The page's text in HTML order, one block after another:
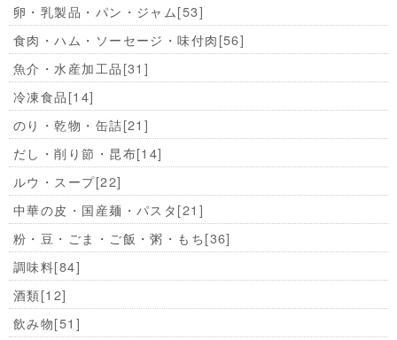
卵・乳製品・パン・ジャム[53]
食肉・ハム・ソーセージ・味付肉[56]
魚介・水産加工品[31]
冷凍食品[14]
のり・乾物・缶詰[21]
だし・削り節・昆布[14]
ルウ・スープ[22]
中華の皮・国産麺・パスタ[21]
粉・豆・ごま・ご飯・粥・もち[36]
調味料[84]
酒類[12]
飲み物[51]